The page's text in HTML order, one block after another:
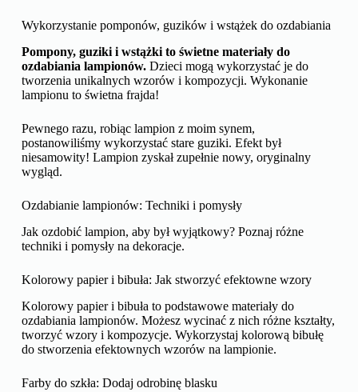
Wykorzystanie pomponów, guzików i wstążek do ozdabiania
Pompony, guziki i wstążki to świetne materiały do
ozdabiania lampionów.Dzieci mogą wykorzystać je do
tworzenia unikalnych wzorów i kompozycji. Wykonanie
lampionu to świetna frajda!
Pewnego razu, robiąc lampion z moim synem,
postanowiliśmy wykorzystać stare guziki. Efekt był
niesamowity! Lampion zyskał zupełnie nowy, oryginalny
wygląd.
Ozdabianie lampionów: Techniki i pomysły
Jak ozdobić lampion, aby był wyjątkowy? Poznaj różne
techniki i pomysły na dekoracje.
Kolorowy papier i bibuła: Jak stworzyć efektowne wzory
Kolorowy papier i bibuła to podstawowe materiały do
ozdabiania lampionów. Możesz wycinać z nich różne kształty,
tworzyć wzory i kompozycje. Wykorzystaj kolorową bibułę
do stworzenia efektownych wzorów na lampionie.
Farby do szkła: Dodaj odrobinę blasku